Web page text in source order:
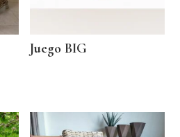
Juego BIG